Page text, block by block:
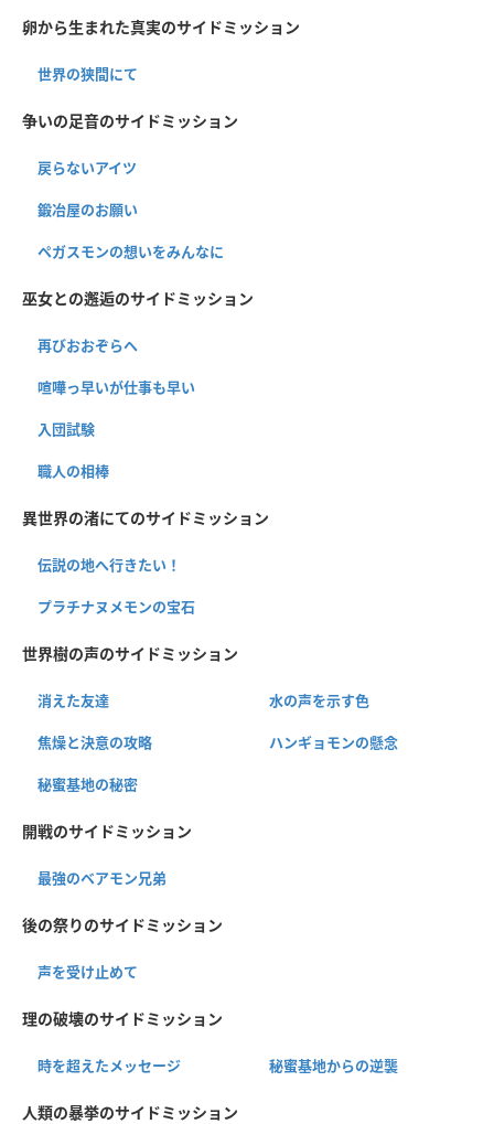
卵から生まれた真実のサイドミッション
世界の狭間にて
争いの足音のサイドミッション
戻らないアイツ
鍛冶屋のお願い
ペガスモンの想いをみんなに
巫女との邂逅のサイドミッション
再びおおぞらへ
喧嘩っ早いが仕事も早い
入団試験
職人の相棒
異世界の渚にてのサイドミッション
伝説の地へ行きたい！
プラチナヌメモンの宝石
世界樹の声のサイドミッション
消えた友達 水の声を示す色
焦燥と決意の攻略 ハンギョモンの懸念
秘蜜基地の秘密
開戦のサイドミッション
最強のベアモン兄弟
後の祭りのサイドミッション
声を受け止めて
理の破壊のサイドミッション
時を超えたメッセージ 秘蜜基地からの逆襲
人類の暴挙のサイドミッション